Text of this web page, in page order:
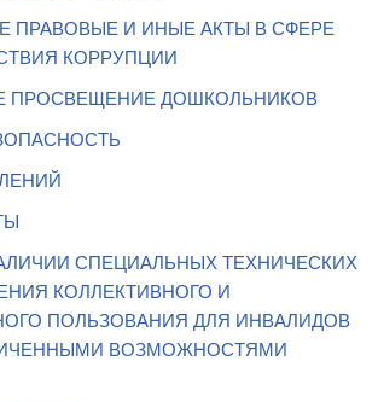
ПРАВОВЫЕ И ИНЫЕ АКТЫ В СФЕРЕ
КОРРУПЦИИ
ПРОСВЕЩЕНИЕ ДОШКОЛЬНИКОВ
СПЕЦИАЛЬНЫХ ТЕХНИЧЕСКИХ
КОЛЛЕКТИВНОГО И
ПОЛЬЗОВАНИЯ ДЛЯ ИНВАЛИДОВ
ВОЗМОЖНОСТЯМИ